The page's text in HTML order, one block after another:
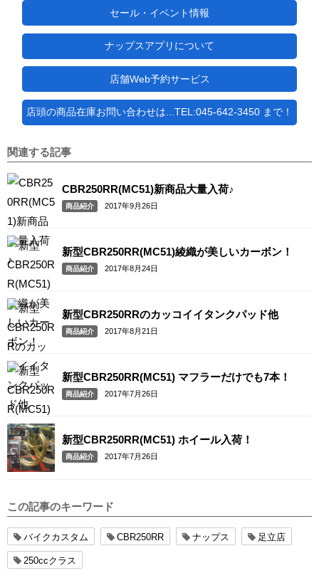
セール・イベント情報
ナップスアプリについて
店舗Web予約サービス
店頭の商品在庫お問い合わせは...TEL:045-642-3450 まで！
関連する記事
CBR250RR(MC51)新商品大量入荷♪
商品紹介 2017年9月26日
新型CBR250RR(MC51)綾織が美しいカーボン！
商品紹介 2017年8月24日
新型CBR250RRのカッコイイタンクパッド他
商品紹介 2017年8月21日
新型CBR250RR(MC51) マフラーだけでも7本！
商品紹介 2017年7月26日
新型CBR250RR(MC51) ホイール入荷！
商品紹介 2017年7月26日
この記事のキーワード
バイクカスタム CBR250RR ナップス 足立店
250ccクラス